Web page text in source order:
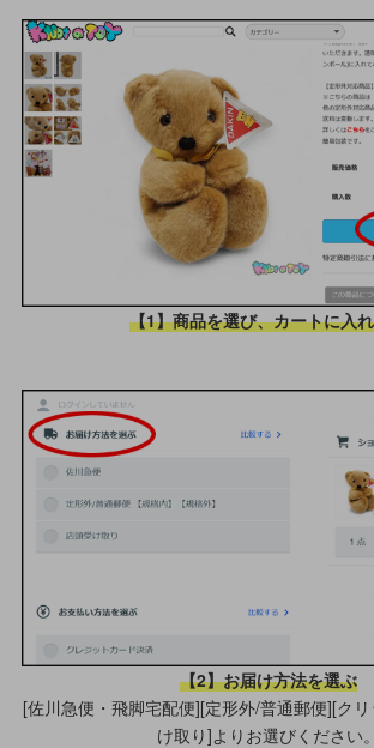
【1】商品を選び、カートに入
【2】お届け方法を選ぶ
[佐川急便・飛脚宅配便][定形外/普通郵便][ク
け取り]よりお選びください。